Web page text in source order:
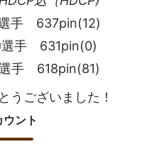
手 637pin(12)
手 631pin(0)
手 618pin(81)
うございました！
ント